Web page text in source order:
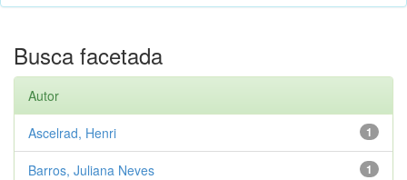
Busca facetada
Autor
1
Ascelrad, Henri
1
Barros, Juliana Neves